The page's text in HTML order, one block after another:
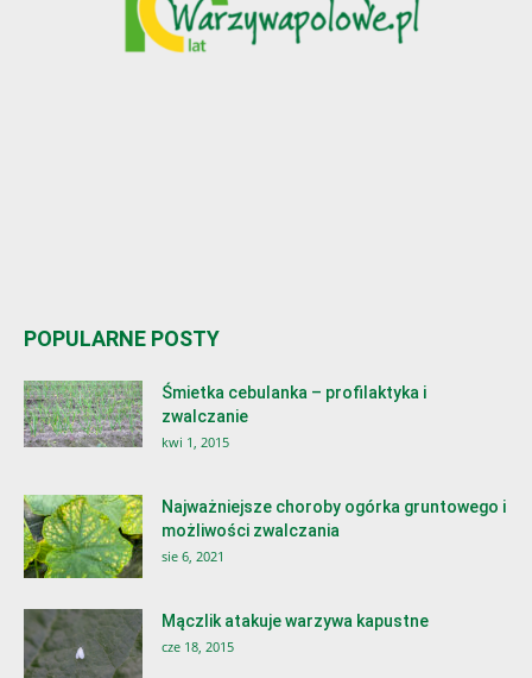
POPULARNE POSTY
Śmietka cebulanka – profilaktyka i
zwalczanie
kwi 1, 2015
Najważniejsze choroby ogórka gruntowego i
możliwości zwalczania
sie 6, 2021
Mączlik atakuje warzywa kapustne
cze 18, 2015